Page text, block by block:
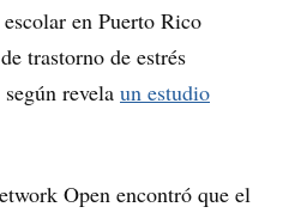
en Puerto Rico
trastorno de estrés
revela un estudio
Open encontró que el